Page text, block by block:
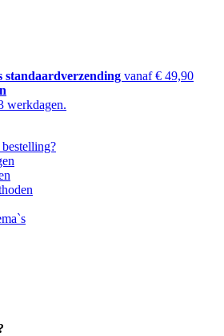
standaardverzending vanaf € 49,90
werkdagen.